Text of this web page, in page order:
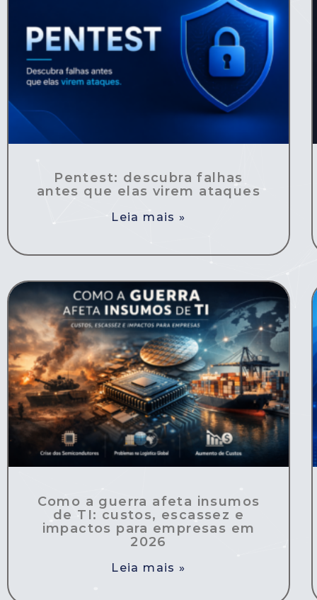
Pentest: descubra falhas
antes que elas virem ataques
Leia mais »
Como a guerra afeta insumos
de TI: custos, escassez e
impactos para empresas em
2026
Leia mais »